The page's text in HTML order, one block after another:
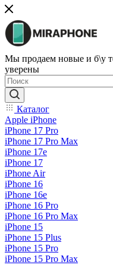
Мы продаем новые и б\у
уверены
Каталог
Apple iPhone
iPhone 17 Pro
iPhone 17 Pro Max
iPhone 17e
iPhone 17
iPhone Air
iPhone 16
iPhone 16e
iPhone 16 Pro
iPhone 16 Pro Max
iPhone 15
iPhone 15 Plus
iPhone 15 Pro
iPhone 15 Pro Max